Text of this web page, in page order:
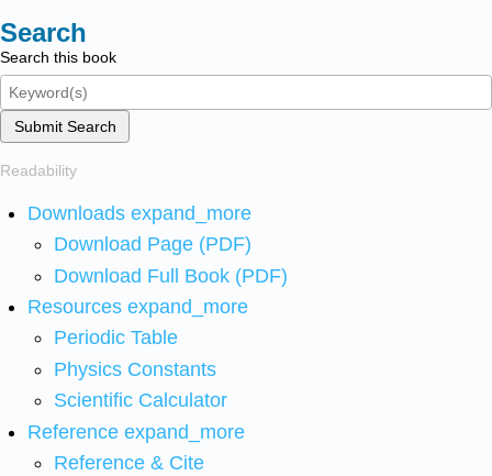
Search
Search this book
Submit Search
Readability
Downloads expand_more
Download Page (PDF)
Download Full Book (PDF)
Resources expand_more
Periodic Table
Physics Constants
Scientific Calculator
Reference expand_more
Reference & Cite